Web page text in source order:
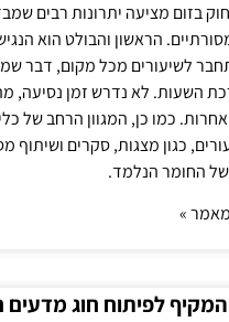
בזום מציעה יתרונות רבים
הראשון והבולט הוא
לשיעורים מכל מקום, דבר
השעות. לא נדרש זמן נסיעה,
כמו כן, המגוון הרחב של
כגון מצגות, סקרים ושיתוף
של החומר הנלמד.
»
לפיתוח חוג מדעים